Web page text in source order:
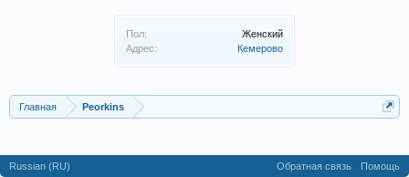
Пол:
Женский
Адрес:
Кемерово
Главная Peorkins
Russian (RU) Обратная связь Помощь